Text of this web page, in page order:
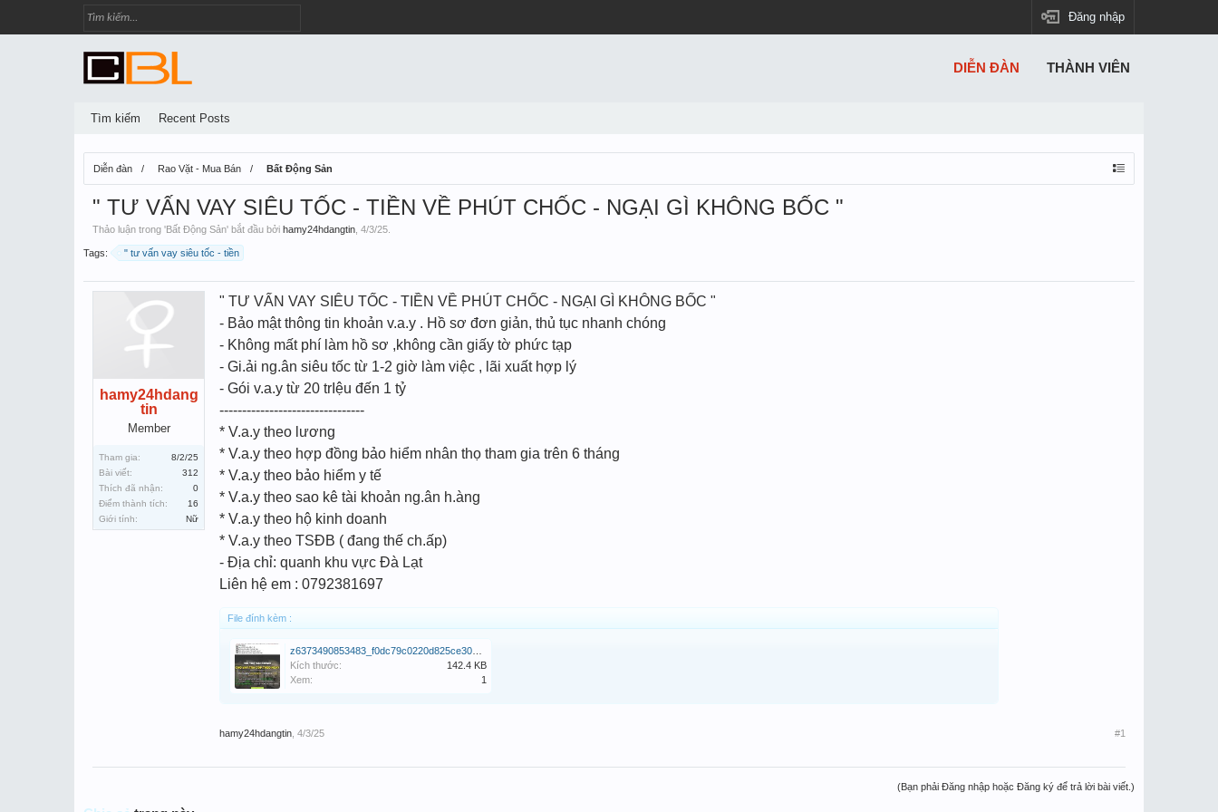
Đăng nhập
Diễn đàn Rao Vặt - Mua Bán Bất Động Sản
" TƯ VẤN VAY SIÊU TỐC - TIỀN VỀ PHÚT CHỐC - NGẠI GÌ KHÔNG BỐC "
Thảo luận trong 'Bất Động Sản' bắt đầu bởi hamy24hdangtin 4/3/25
Tags: " tư vấn vay siêu tốc - tiền
hamy24hdang
tin
Member
Tham gia:
8/2/25
Bài viết:
312
Thích đã nhận:
0
Điểm thành tích:
16
Giới tính:
Nữ
" TƯ VẤN VAY SIÊU TỐC - TIỀN VỀ PHÚT CHỐC - NGẠI GÌ KHÔNG BỐC "
- Bảo mật thông tin khoản v.a.y . Hồ sơ đơn giản, thủ tục nhanh chóng
- Không mất phí làm hồ sơ ,không cần giấy tờ phức tạp
- Gi.ải ng.ân siêu tốc từ 1-2 giờ làm việc , lãi xuất hợp lý
- Gói v.a.y từ 20 trIệu đến 1 tỷ
--------------------------------
* V.a.y theo lương
* V.a.y theo hợp đồng bảo hiểm nhân thọ tham gia trên 6 tháng
* V.a.y theo bảo hiểm y tế
* V.a.y theo sao kê tài khoản ng.ân h.àng
* V.a.y theo hộ kinh doanh
* V.a.y theo TSĐB ( đang thế ch.ấp)
- Địa chỉ: quanh khu vực Đà Lạt
Liên hệ em : 0792381697
File đính kèm :
Kích thước:
142.4 KB
Xem:
1
hamy24hdangtin 4/3/25 #1
(Bạn phải Đăng nhập hoặc Đăng ký để trả lời bài viết.)
DIỄN ĐÀN
Tìm kiếm Recent Posts
THÀNH VIÊN